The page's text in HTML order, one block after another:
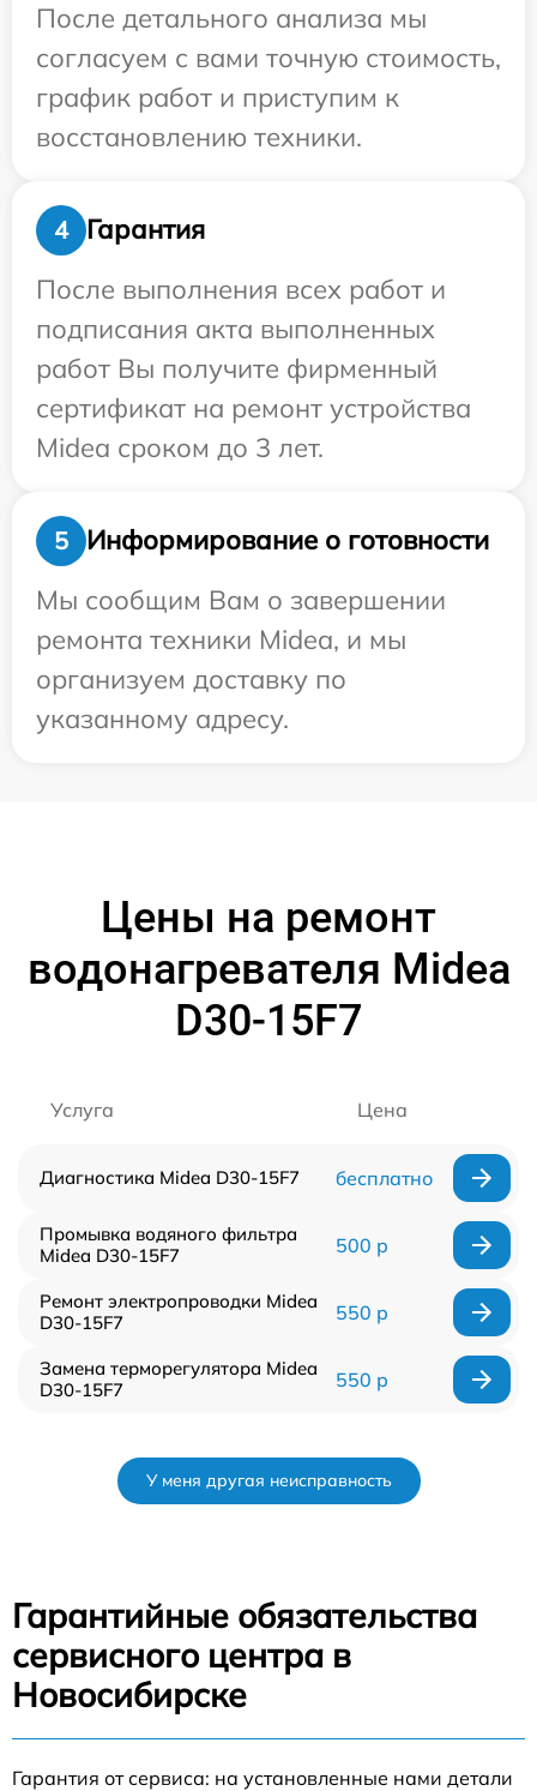
После детального анализа мы
согласуем с вами точную стоимость,
график работ и приступим к
восстановлению техники.
4
Гарантия
После выполнения всех работ и
подписания акта выполненных
работ Вы получите фирменный
сертификат на ремонт устройства
Midea сроком до 3 лет.
5
Информирование о готовности
Мы сообщим Вам о завершении
ремонта техники Midea, и мы
организуем доставку по
указанному адресу.
Цены на ремонт
водонагревателя Midea
D30-15F7
Услуга Цена
Диагностика Midea D30-15F7 бесплатно
Промывка водяного фильтра
Midea D30-15F7
500 р
Ремонт электропроводки Midea
D30-15F7
550 р
Замена терморегулятора Midea
D30-15F7
550 р
У меня другая неисправность
Гарантийные обязательства
сервисного центра в
Новосибирске
Гарантия от сервиса: на установленные нами детали